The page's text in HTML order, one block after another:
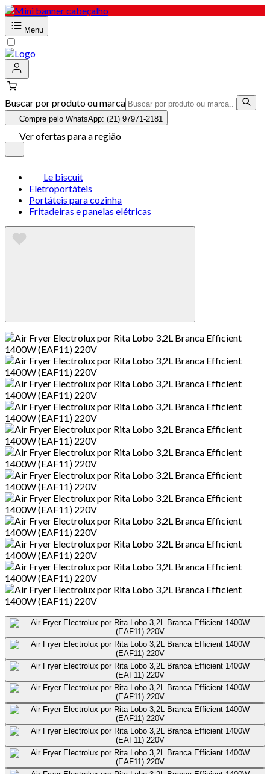
Menu
Buscar por produto ou marca
Compre pelo WhatsApp: (21) 97971-2181
Ver ofertas para a região
Le biscuit
Eletroportáteis
Portáteis para cozinha
Fritadeiras e panelas elétricas